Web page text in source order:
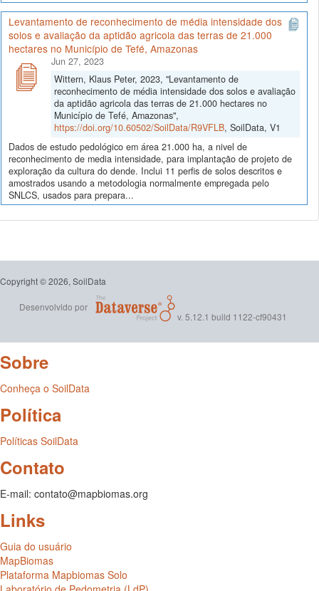
Levantamento de reconhecimento de média intensidade dos
solos e avaliação da aptidão agricola das terras de 21.000
hectares no Município de Tefé, Amazonas
Jun 27, 2023
Wittern, Klaus Peter, 2023, "Levantamento de
reconhecimento de média intensidade dos solos e avaliação
da aptidão agricola das terras de 21.000 hectares no
Município de Tefé, Amazonas",
https://doi.org/10.60502/SoilData/R9VFLB, SoilData, V1
Dados de estudo pedológico em área 21.000 ha, a nivel de
reconhecimento de media intensidade, para implantação de projeto de
exploração da cultura do dende. Inclui 11 perfis de solos descritos e
amostrados usando a metodologia normalmente empregada pelo
SNLCS, usados para prepara...
Copyright © 2026, SoilData
Desenvolvido por
v. 5.12.1 build 1122-cf90431
Sobre
Conheça o SoilData
Política
Políticas SoilData
Contato
E-mail: contato@mapbiomas.org
Links
Guia do usuário
MapBiomas
Plataforma Mapbiomas Solo